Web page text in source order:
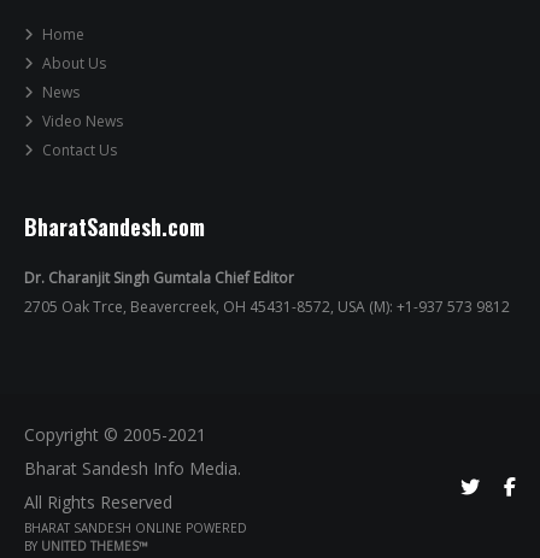
Home
About Us
News
Video News
Contact Us
BharatSandesh.com
Dr. Charanjit Singh Gumtala Chief Editor
2705 Oak Trce, Beavercreek, OH 45431-8572, USA (M): +1-937 573 9812
Copyright © 2005-2021
Bharat Sandesh Info Media.
All Rights Reserved
BHARAT SANDESH ONLINE POWERED
BY UNITED THEMES™